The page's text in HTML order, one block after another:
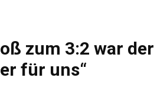
zum 3:2 war der
für uns“